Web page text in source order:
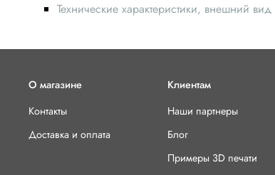
Технические характеристики, внешний
О магазине
Контакты
Доставка и оплата
Клиентам
Наши партнеры
Блог
Примеры 3D печати